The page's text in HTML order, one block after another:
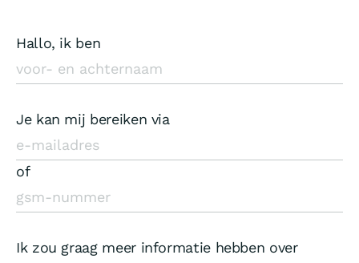
Hallo, ik ben
Je kan mij bereiken via
of
Ik zou graag meer informatie hebben over